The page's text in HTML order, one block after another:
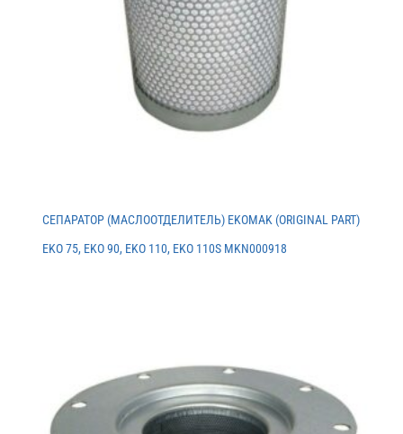
СЕПАРАТОР (МАСЛООТДЕЛИТЕЛЬ) EKOMAK (ORIGINAL PART)
EKO 75, EKO 90, EKO 110, EKO 110S MKN000918